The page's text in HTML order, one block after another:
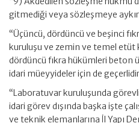
gitmediği veya sözleşmeye
“Üçüncü, dördüncü ve beşinci
kuruluşu ve zemin ve temel etüt
dördüncü fıkra hükümleri beton
idari müeyyideler için de
“Laboratuvar kuruluşunda
idari görev dışında başka işte
ve teknik elemanlarına İl Yapı